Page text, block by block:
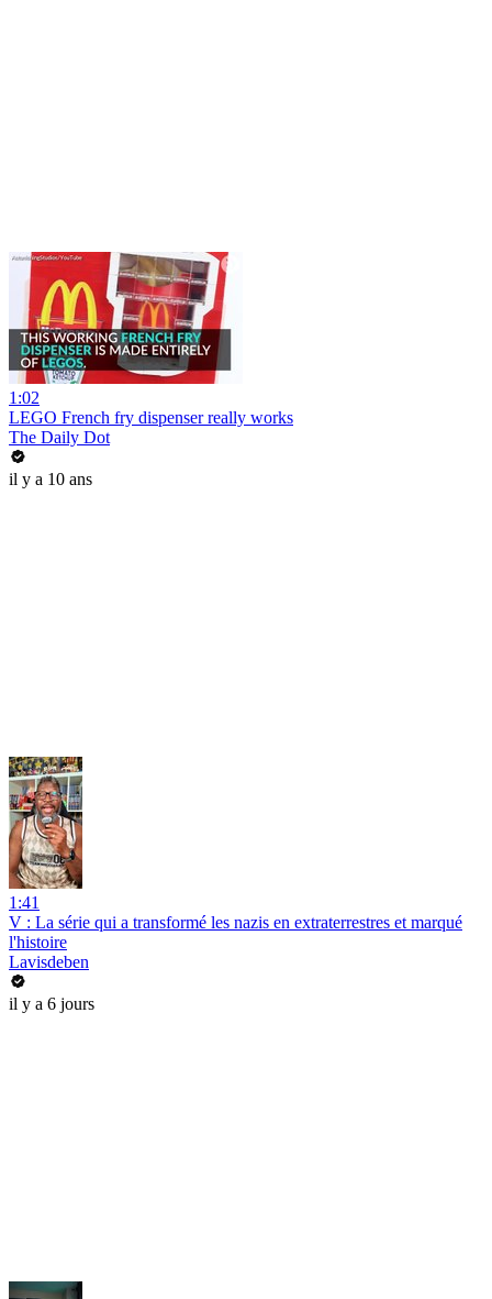
1:02
LEGO French fry dispenser really works
The Daily Dot
il y a 10 ans
1:41
V : La série qui a transformé les nazis en extraterrestres et marqué
l'histoire
Lavisdeben
il y a 6 jours